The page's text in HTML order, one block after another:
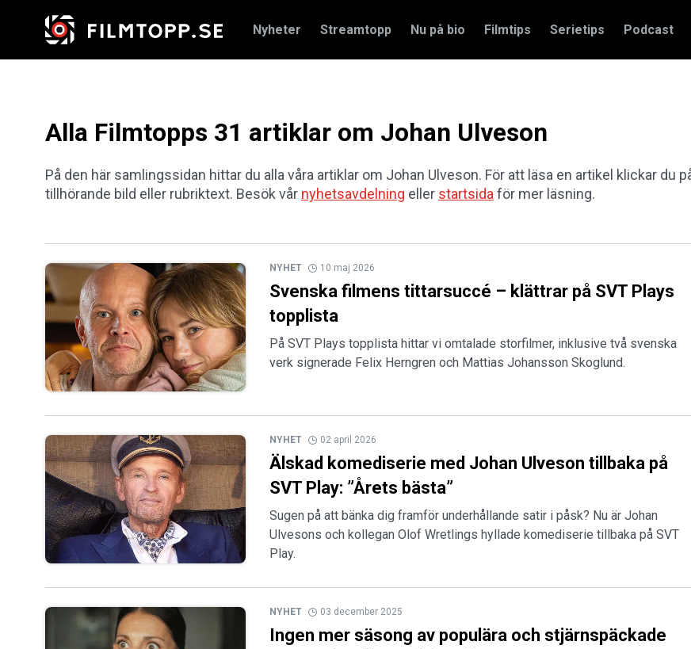
Nyheter Streamtopp Nu på bio Filmtips Serietips Podcast
Alla Filmtopps 31 artiklar om Johan Ulveson
På den här samlingssidan hittar du alla våra artiklar om Johan Ulveson. För att läsa en artikel klickar du
tillhörande bild eller rubriktext. Besök vår nyhetsavdelning eller startsida för mer läsning.
NYHET 10 maj 2026
Svenska filmens tittarsuccé – klättrar på SVT Plays
topplista
På SVT Plays topplista hittar vi omtalade storfilmer, inklusive två svenska
verk signerade Felix Herngren och Mattias Johansson Skoglund.
NYHET 02 april 2026
Älskad komediserie med Johan Ulveson tillbaka på
SVT Play: ”Årets bästa”
Sugen på att bänka dig framför underhållande satir i påsk? Nu är Johan
Ulvesons och kollegan Olof Wretlings hyllade komediserie tillbaka på SVT
Play.
NYHET 03 december 2025
Ingen mer säsong av populära och stjärnspäckade